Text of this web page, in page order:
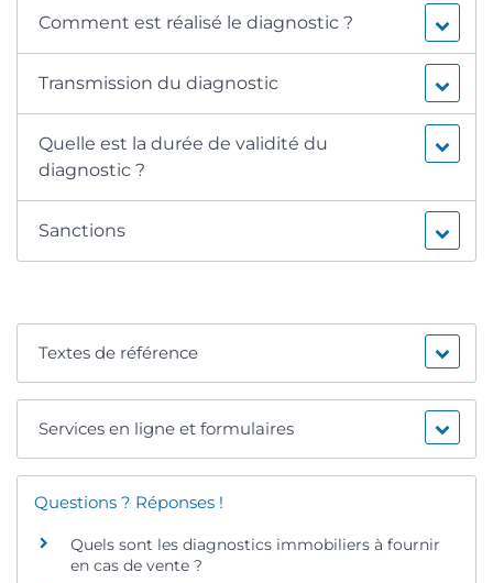
Comment est réalisé le diagnostic ?
Transmission du diagnostic
Quelle est la durée de validité du
diagnostic ?
Sanctions
Textes de référence
Services en ligne et formulaires
Questions ? Réponses !
Quels sont les diagnostics immobiliers à fournir
en cas de vente ?